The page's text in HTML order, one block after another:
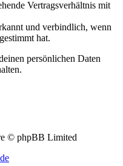
Vertragsverhältnis mit
und verbindlich, wenn
hat.
persönlichen Daten
© phpBB Limited